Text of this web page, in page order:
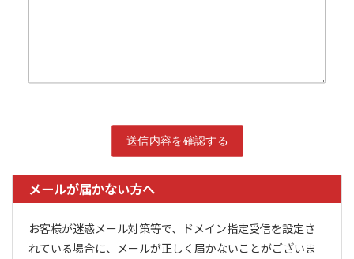
メールが届かない方へ
お客様が迷惑メール対策等で、ドメイン指定受信を設定さ
れている場合に、メールが正しく届かないことがございま